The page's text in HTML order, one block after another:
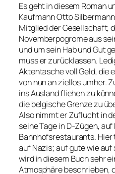
Es geht in diesem Roman
Kaufmann Otto
Mitglied der Gesellschaft,
Novemberpogrome aus
und um sein Hab und Gut
muss er zurücklassen.
Aktentasche voll Geld, die
von nun an ziellos umher.
ins Ausland fliehen zu
die belgische Grenze zu
Also nimmt er Zuflucht in
seine Tage in D-Zügen,
Bahnhofsrestaurants.
auf Nazis; auf gute wie
wird in diesem Buch sehr
Atmosphäre beschrieben,